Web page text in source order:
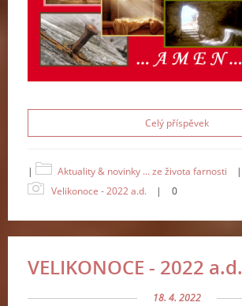
Celý příspěvek
| Aktuality & novinky ... ze života farnosti
|
Velikonoce - 2022 a.d.
| 0
VELIKONOCE - 2022 a.d.
18. 4. 2022